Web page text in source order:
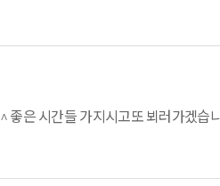
리 황금변 캠프
좋은 시간들 가지시고또 뵈러가겠습